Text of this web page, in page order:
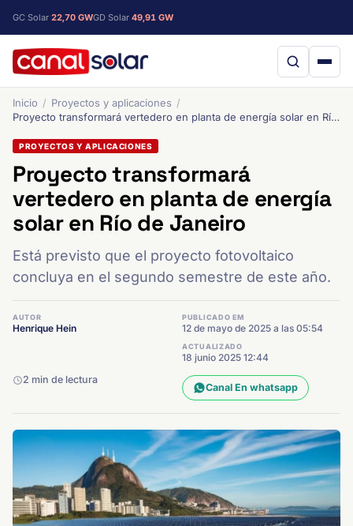
GC Solar 22,70 GWGD Solar 49,91 GW
Inicio
Proyectos y aplicaciones
Proyecto transformará vertedero en planta de energía solar en Río de Janeiro
PROYECTOS Y APLICACIONES
Proyecto transformará
vertedero en planta de energía
solar en Río de Janeiro
Está previsto que el proyecto fotovoltaico
concluya en el segundo semestre de este año.
AUTOR
Henrique Hein
PUBLICADO EM
12 de mayo de 2025 a las 05:54
ACTUALIZADO
18 junio 2025 12:44
2 min de lectura
Canal En whatsapp